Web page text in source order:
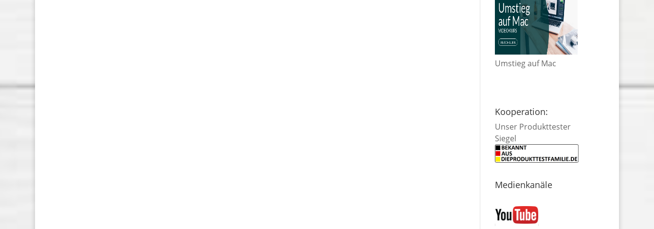
Umstieg auf Mac
Kooperation:
Unser Produkttester
Siegel
Medienkanäle